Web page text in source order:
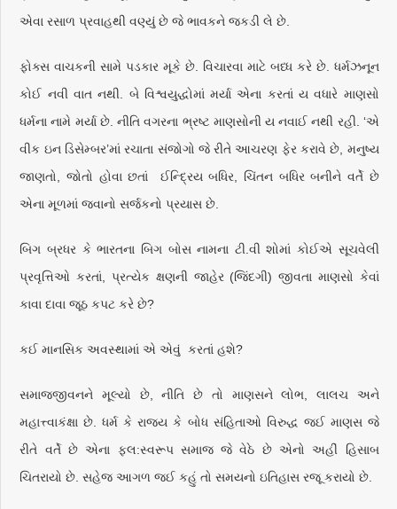
એવા રસાળ પ્રવાહથી વણ્યું છે જે ભાવકને જકડી લે છે.
ફોક્સ વાચકની સામે પડકાર મૂકે છે. વિચારવા માટે બધ્ધ કરે છે. ધર્મઝનૂન
કોઈ નવી વાત નથી. બે વિશ્વયુદ્ધોમાં મર્યા એના કરતાં ય વધારે માણસો
ધર્મના નામે મર્યા છે. નીતિ વગરના ભ્રષ્ટ માણસોની ય નવાઈ નથી રહી. ‘એ
વીક ઇન ડિસેમ્બર’માં રચાતા સંજોગો જે રીતે આચરણ ફેર કરાવે છે, મનુષ્ય
જાણતો, જોતો હોવા છતાં ઈન્દ્રિય બધિર, ચિંતન બધિર બનીને વર્તે છે
એના મૂળમાં જવાનો સર્જકનો પ્રયાસ છે.
બિગ બ્રધર કે ભારતના બિગ બોસ નામના ટી.વી શોમાં કોઈએ સૂચવેલી
પ્રવૃત્તિઓ કરતાં, પ્રત્યેક ક્ષણની જાહેર (જિંદગી) જીવતા માણસો કેવાં
કાવા દાવા જૂઠ કપટ કરે છે?
કઈ માનસિક અવસ્થામાં એ એવું કરતાં હશે?
સમાજજીવનને મૂલ્યો છે, નીતિ છે તો માણસને લોભ, લાલચ અને
મહાત્ત્વાકંક્ષા છે. ધર્મ કે રાજ્ય કે બોધ સંહિતાઓ વિરુદ્ધ જઈ માણસ જે
રીતે વર્તે છે એના ફલ:સ્વરૂપ સમાજ જે વેઠે છે એનો અહીં હિસાબ
ચિતરાયો છે. સહેજ આગળ જઈ કહું તો સમયનો ઇતિહાસ રજૂ કરાયો છે.